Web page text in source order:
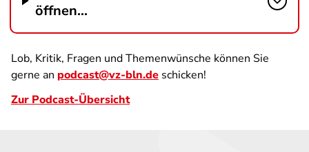
öffnen...
Lob, Kritik, Fragen und Themenwünsche können Sie
gerne an podcast@vz-bln.de schicken!
Zur Podcast-Übersicht